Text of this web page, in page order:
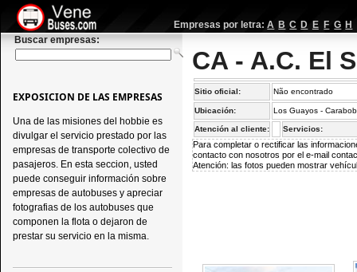
Empresas por letra: A B C D E F G H
Buscar empresas:
CA - A.C. El
Sitio oficial: Não encontrado
Ubicación: Los Guayos -
Atención al cliente: Servicios:
Para completar o rectificar las
contacto con nosotros por el e-mail
Atención: las fotos pueden mostrar
EXPOSICION DE LAS EMPRESAS
Una de las misiones del hobbie es
divulgar el servicio prestado por las
empresas de transporte colectivo de
pasajeros. En esta seccion, usted
puede conseguir información sobre
empresas de autobuses y apreciar
fotografias de los autobuses que
componen la flota o dejaron de
prestar su servicio en la misma.